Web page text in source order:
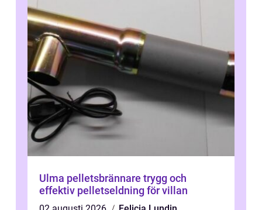
Ulma pelletsbrännare trygg och
effektiv pelletseldning för villan